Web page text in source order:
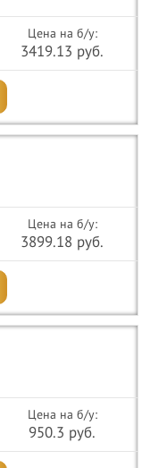
Цена на б/у:
3419.13 руб.
Цена на б/у:
3899.18 руб.
Цена на б/у:
950.3 руб.